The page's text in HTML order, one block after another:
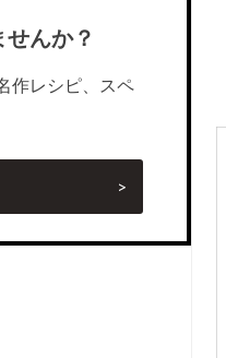
んか？
作レシピ、スペ